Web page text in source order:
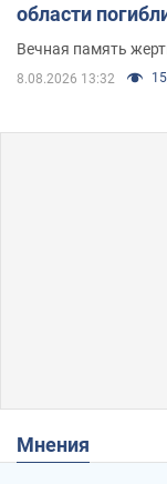
области
муж и внук
Вечная память
8.08.2026 13:32
Мнения